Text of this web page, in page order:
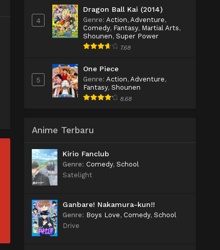
4
Dragon Ball Kai (2014)
Genre: Action, Adventure,
Comedy, Fantasy, Martial Arts,
Shounen, Super Power
7.68
5
One Piece
Genre: Action, Adventure,
Fantasy, Shounen
8.68
Anime Terbaru
Kirio Fanclub
Genre: Comedy, School
Satelight
Ganbare! Nakamura-kun!!
Genre: Boys Love, Comedy, School
Drive